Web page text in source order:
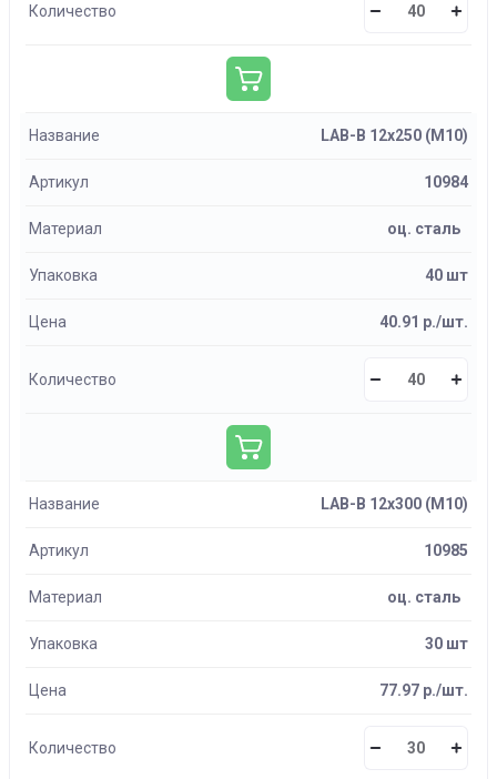
Количество
Название LAB-B 12х250 (М10)
Артикул 10984
Материал оц. сталь
Упаковка 40 шт
Цена 40.91 р./шт.
Количество
Название LAB-B 12х300 (М10)
Артикул 10985
Материал оц. сталь
Упаковка 30 шт
Цена 77.97 р./шт.
Количество